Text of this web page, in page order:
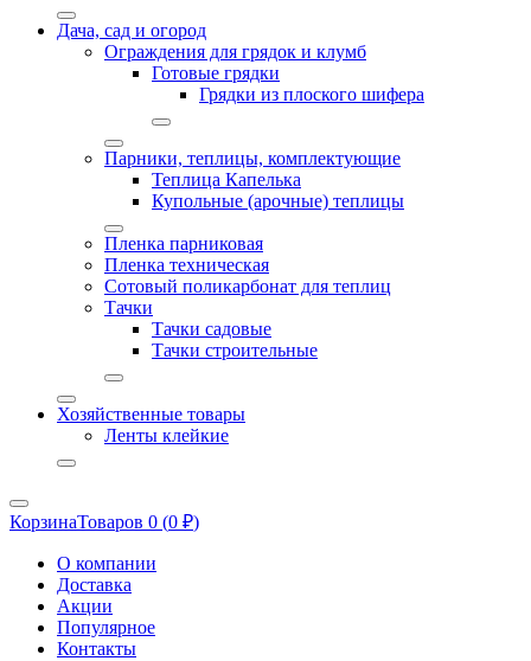
Дача, сад и огород
Ограждения для грядок и клумб
Готовые грядки
Грядки из плоского шифера
Парники, теплицы, комплектующие
Теплица Капелька
Купольные (арочные) теплицы
Пленка парниковая
Пленка техническая
Сотовый поликарбонат для теплиц
Тачки
Тачки садовые
Тачки строительные
Хозяйственные товары
Ленты клейкие
КорзинаТоваров 0 (0 ₽)
О компании
Доставка
Акции
Популярное
Контакты